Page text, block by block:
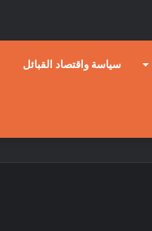
سياسة واقتصاد القبائل